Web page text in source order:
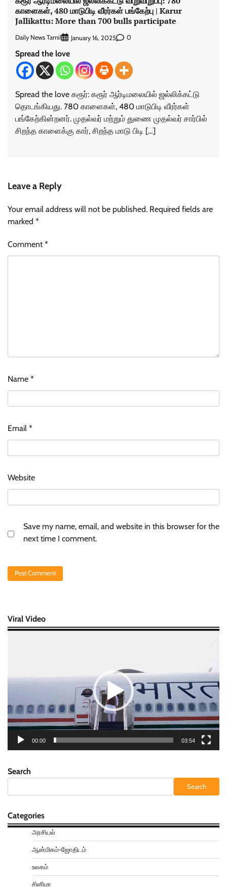
காளைகள், 480 மாடுபிடி வீரர்கள் பங்கேற்பு | Karur
Jallikattu: More than 700 bulls participate
Daily News Tamil January 16, 2025 0
Spread the love
Spread the love கரூர்: கரூர் ஆர்டிமலையில் ஜல்லிக்கட்டு
தொடங்கியது. 780 காளைகள், 480 மாடுபிடி வீரர்கள்
பங்கேற்கின்றனர். முதல்வர் மற்றும் துணை முதல்வர் சார்பில்
சிறந்த காளைக்கு கார், சிறந்த மாடு பிடி […]
Leave a Reply
Your email address will not be published. Required fields are
marked *
Comment*
Name *
Email *
Website
Save my name, email, and website in this browser for the
next time I comment.
Viral Video
00:00 03:54
Search
Search
Categories
அரசியல்
ஆன்மிகம்-ஜோதிடம்
உலகம்
சினிமா